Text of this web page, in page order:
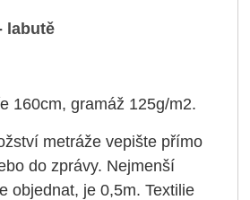
labutě
160cm, gramáž 125g/m2.
metráže vepište přímo
do zprávy. Nejmenší
objednat, je 0,5m. Textilie